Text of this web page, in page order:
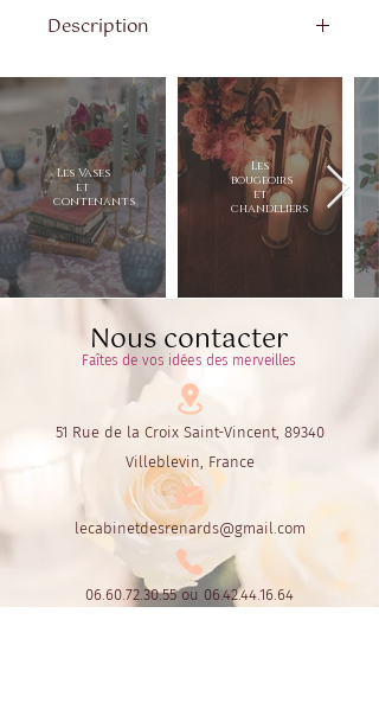
Description
Taille et forme variable d'un
modèle à l'autre
Modèles vintage dépareillés
Les Vases
et
contenants
Les
bougeoirs
et
chandeliers
Nous contacter
Faîtes de vos idées des merveilles
51 Rue de la Croix Saint-Vincent, 89340
Villeblevin, France
lecabinetdesrenards@gmail.com
06.60.72.30.55ou 06.42.44.16.64